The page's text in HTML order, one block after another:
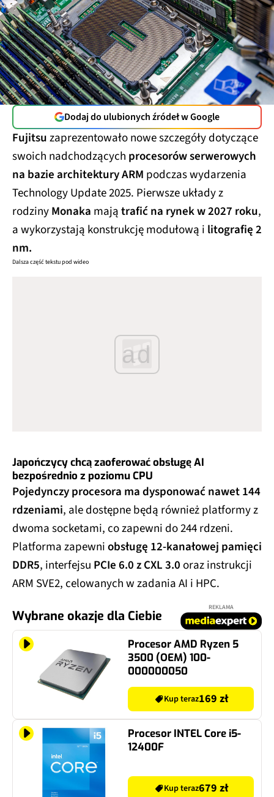
Dodaj do ulubionych źródeł w Google
Fujitsuzaprezentowało nowe szczegóły dotyczące
swoich nadchodzących procesorów serwerowych
na bazie architektury ARM podczas wydarzenia
Technology Update 2025. Pierwsze układy z
rodzinyMonaka majątrafić na rynek w 2027 roku,
a wykorzystają konstrukcję modułową i litografię 2
nm.
Dalsza część tekstu pod wideo
ad
Japończycy chcą zaoferować obsługę AI
bezpośrednio z poziomu CPU
Pojedynczy procesora ma dysponować nawet 144
rdzeniami, ale dostępne będą również platformy z
dwoma socketami, co zapewni do 244 rdzeni.
Platforma zapewniobsługę 12-kanałowej pamięci
DDR5, interfejsu PCIe 6.0 z CXL 3.0oraz instrukcji
ARM SVE2, celowanych w zadania AI i HPC.
Wybrane okazje dla Ciebie
REKLAMA
Procesor AMD Ryzen 5
3500 (OEM) 100-
000000050
Kup teraz169 zł
Procesor INTEL Core i5-
12400F
Kup teraz679 zł